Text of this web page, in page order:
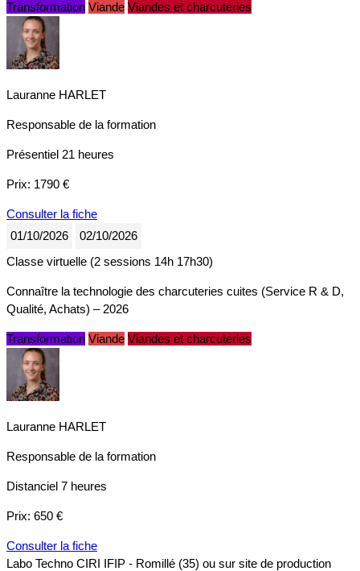
Transformation Viande Viandes et charcuteries
Lauranne HARLET
Responsable de la formation
Présentiel 21 heures
Prix: 1790 €
Consulter la fiche
01/10/2026
02/10/2026
Classe virtuelle (2 sessions 14h 17h30)
Connaître la technologie des charcuteries cuites (Service R & D,
Qualité, Achats) – 2026
Transformation Viande Viandes et charcuteries
Lauranne HARLET
Responsable de la formation
Distanciel 7 heures
Prix: 650 €
Consulter la fiche
Labo Techno CIRI IFIP - Romillé (35) ou sur site de production